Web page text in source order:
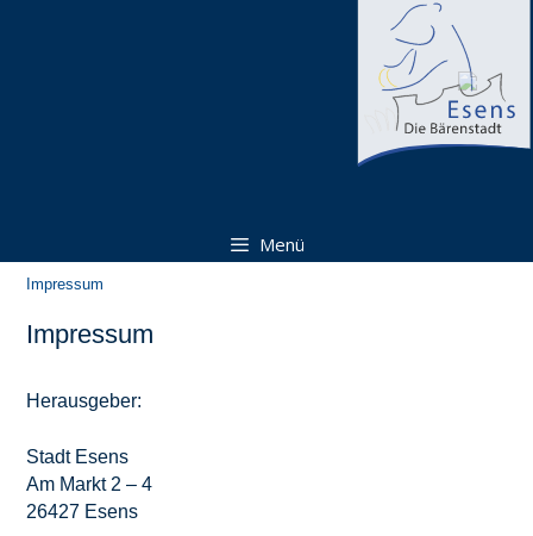
Menü
Impressum
Impressum
Herausgeber:
Stadt Esens
Am Markt 2 – 4
26427 Esens